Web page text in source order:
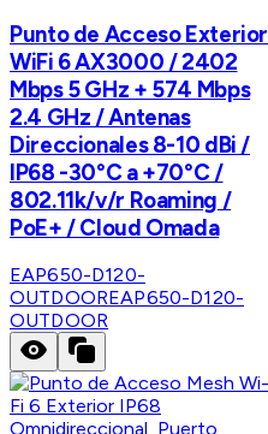
Punto de Acceso Exterior
WiFi 6 AX3000 / 2402
Mbps 5 GHz + 574 Mbps
2.4 GHz / Antenas
Direccionales 8-10 dBi /
IP68 -30°C a +70°C /
802.11k/v/r Roaming /
PoE+ / Cloud Omada
EAP650-D120-
OUTDOOREAP650-D120-
OUTDOOR